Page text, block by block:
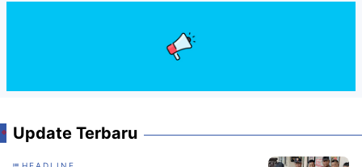
Update Terbaru